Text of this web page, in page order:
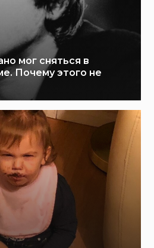
мог сняться в
Почему этого не